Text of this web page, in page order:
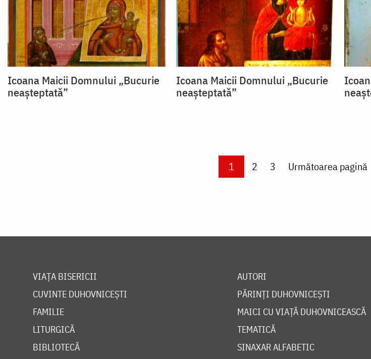
Icoana Maicii Domnului „Bucurie
neașteptată”
Icoana Maicii Domnului „Bucurie
neașteptată”
Current page
1 Page
2 Page
3 Next page
Următoarea pagină
VIAȚA BISERICII
CUVINTE DUHOVNICEȘTI
FAMILIE
LITURGICĂ
BIBLIOTECĂ
AUTORI
PĂRINȚI DUHOVNICEȘTI
MAICI CU VIAȚĂ DUHOVNICEASCĂ
TEMATICĂ
SINAXAR ALFABETIC